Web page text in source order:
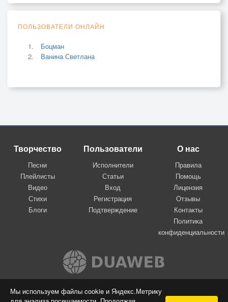
Мы используем файлы cookie и Яндекс.Метрику
ПОЛЬЗОВАТЕЛИ ОНЛАЙН
Боцман
Ванина Светлана
Творчество
Песни
Плейлисты
Видео
Стихи
Блоги
Пользователи
Исполнители
Статьи
Вход
Регистрация
Подтверждение
О нас
Правила
Помощь
Лицензия
Отзывы
Контакты
Политика
конфиденциальности
Вконтакте